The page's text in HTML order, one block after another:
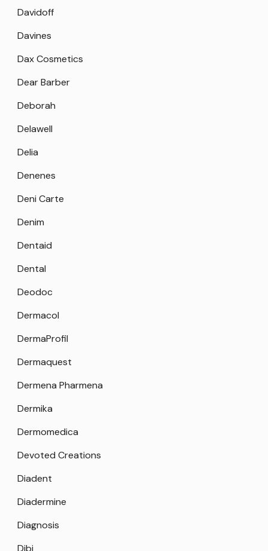
Davidoff
Davines
Dax Cosmetics
Dear Barber
Deborah
Delawell
Delia
Denenes
Deni Carte
Denim
Dentaid
Dental
Deodoc
Dermacol
DermaProfil
Dermaquest
Dermena Pharmena
Dermika
Dermomedica
Devoted Creations
Diadent
Diadermine
Diagnosis
Dibi